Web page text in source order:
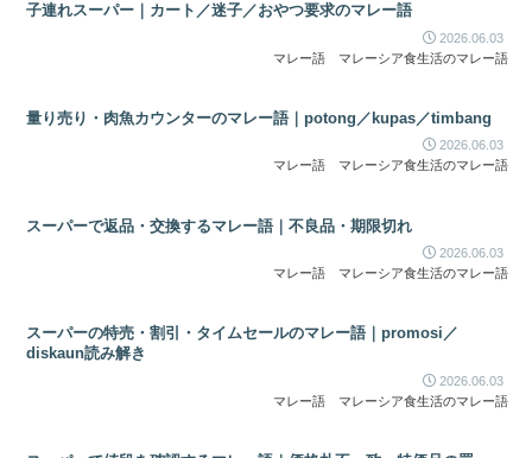
子連れスーパー｜カート／迷子／おやつ要求のマレー語
2026.06.03
マレー語
マレーシア食生活のマレー語
量り売り・肉魚カウンターのマレー語｜potong／kupas／timbang
2026.06.03
マレー語
マレーシア食生活のマレー語
スーパーで返品・交換するマレー語｜不良品・期限切れ
2026.06.03
マレー語
マレーシア食生活のマレー語
スーパーの特売・割引・タイムセールのマレー語｜promosi／
diskaun読み解き
2026.06.03
マレー語
マレーシア食生活のマレー語